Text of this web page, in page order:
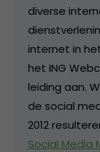
diverse
internet in
het ING
leiding aan.
de social
2012
Social Media